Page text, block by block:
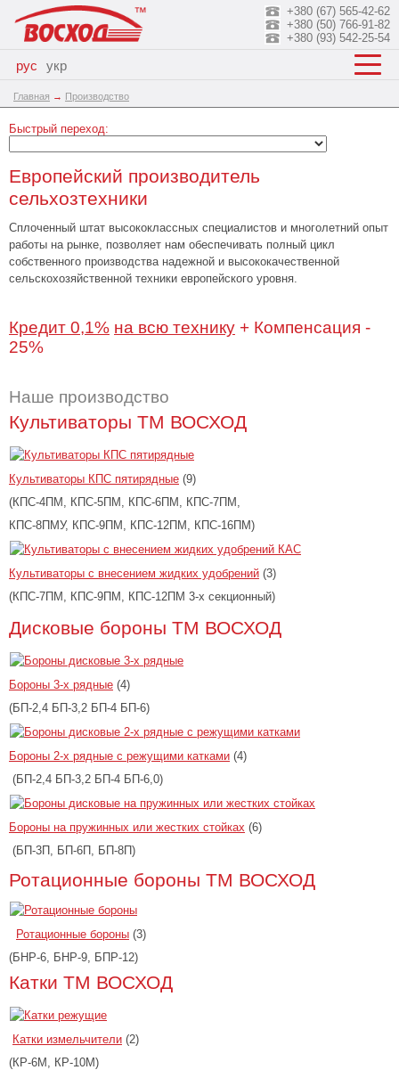
рус укр
+380 (67) 565-42-62
+380 (50) 766-91-82
+380 (93) 542-25-54
Главная → Производство
Быстрый переход:
Европейский производитель
сельхозтехники
Сплоченный штат высококлассных специалистов и многолетний опыт
работы на рынке, позволяет нам обеспечивать полный цикл
собственного производства надежной и высококачественной
сельскохозяйственной техники европейского уровня.
Кредит 0,1% на всю технику + Компенсация -
25%
Наше производство
Культиваторы ТМ ВОСХОД
Культиваторы КПС пятирядные (9)
(КПС-4ПМ, КПС-5ПМ, КПС-6ПМ, КПС-7ПМ,
КПС-8ПМУ, КПС-9ПМ, КПС-12ПМ, КПС-16ПМ)
Культиваторы с внесением жидких удобрений (3)
(КПС-7ПМ, КПС-9ПМ, КПС-12ПМ 3-х секционный)
Дисковые бороны ТМ ВОСХОД
Бороны 3-х рядные (4)
(БП-2,4 БП-3,2 БП-4 БП-6)
Бороны 2-х рядные с режущими катками (4)
(БП-2,4 БП-3,2 БП-4 БП-6,0)
Бороны на пружинных или жестких стойках (6)
(БП-3П, БП-6П, БП-8П)
Ротационные бороны ТМ ВОСХОД
Ротационные бороны (3)
(БНР-6, БНР-9, БПР-12)
Катки ТМ ВОСХОД
Катки измельчители (2)
(КР-6М, КР-10М)